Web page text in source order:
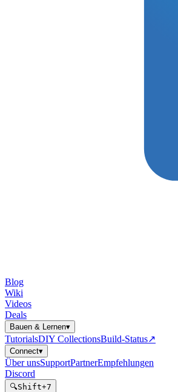
Blog
Wiki
Videos
Deals
Bauen & Lernen▾
TutorialsDIY CollectionsBuild-Status↗
Connect▾
Über unsSupportPartnerEmpfehlungen
Discord
🔍Shift+7